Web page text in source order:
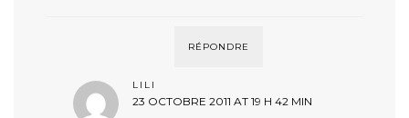
RÉPONDRE
LILI
23 OCTOBRE 2011 AT 19 H 42 MIN